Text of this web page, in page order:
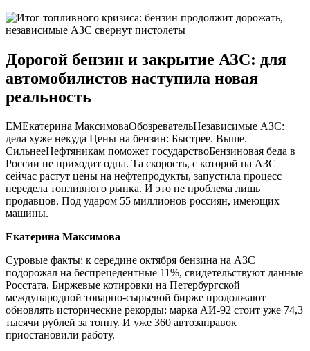
Дорогой бензин и закрытие АЗС: для
автомобилистов наступила новая
реальность
ЕМЕкатерина МаксимоваОбозревательНезависимые АЗС:
дела хуже некуда Цены на бензин: Быстрее. Выше.
СильнееНефтяникам поможет государствоБензиновая беда в
России не приходит одна. Та скорость, с которой на АЗС
сейчас растут цены на нефтепродукты, запустила процесс
передела топливного рынка. И это не проблема лишь
продавцов. Под ударом 55 миллионов россиян, имеющих
машины.
Екатерина Максимова
Суровые факты: к середине октября бензина на АЗС
подорожал на беспрецедентные 11%, свидетельствуют данные
Росстата. Биржевые котировки на Петербургской
международной товарно-сырьевой бирже продолжают
обновлять исторические рекорды: марка АИ-92 стоит уже 74,3
тысячи рублей за тонну. И уже 360 автозаправок
приостановили работу.